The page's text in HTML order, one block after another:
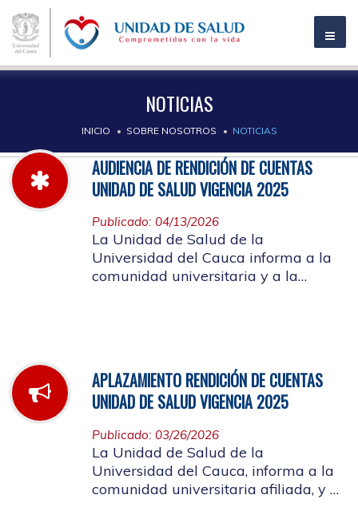
NOTICIAS
INICIO SOBRE NOSOTROS NOTICIAS
AUDIENCIA DE RENDICIÓN DE CUENTAS
UNIDAD DE SALUD VIGENCIA 2025
Publicado: 04/13/2026
La Unidad de Salud de la
Universidad del Cauca informa a la
comunidad universitaria y a la
APLAZAMIENTO RENDICIÓN DE CUENTAS
UNIDAD DE SALUD VIGENCIA 2025
Publicado: 03/26/2026
La Unidad de Salud de la
Universidad del Cauca, informa a la
comunidad universitaria afiliada, y a